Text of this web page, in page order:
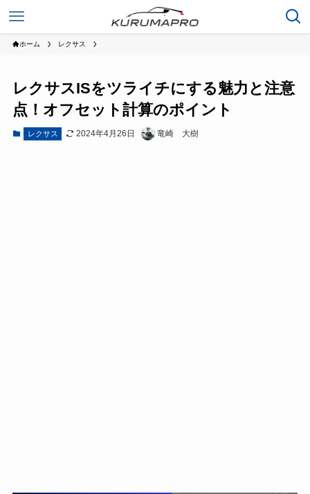
ホーム レクサス
レクサスISをツライチにする魅力と注意
点！オフセット計算のポイント
レクサス 2024年4月26日 竜崎 大樹